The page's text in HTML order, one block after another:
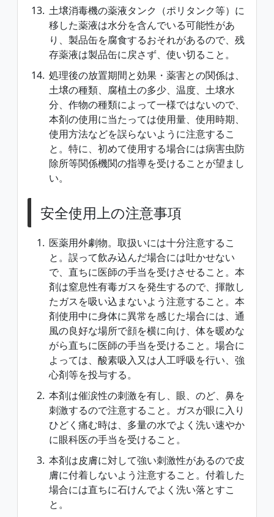
土壌消毒機の薬液タンク（ポリタンク等）に
移した薬液は水分を含んでいる可能性があ
り、製品缶を腐食するおそれがあるので、残
存薬液は製品缶に戻さず、使い切ること。
処理後の放置期間と効果・薬害との関係は、
土壌の種類、腐植土の多少、温度、土壌水
分、作物の種類によって一様ではないので、
本剤の使用に当たっては使用量、使用時期、
使用方法などを誤らないように注意するこ
と。特に、初めて使用する場合には病害虫防
除所等関係機関の指導を受けることが望まし
い。
安全使用上の注意事項
医薬用外劇物。取扱いには十分注意するこ
と。誤って飲み込んだ場合には吐かせない
で、直ちに医師の手当を受けさせること。本
剤は窒息性有毒ガスを発生するので、揮散し
たガスを吸い込まないよう注意すること。本
剤使用中に身体に異常を感じた場合には、通
風の良好な場所で顔を横に向け、体を暖めな
がら直ちに医師の手当を受けること。場合に
よっては、酸素吸入又は人工呼吸を行い、強
心剤等を投与する。
本剤は催涙性の刺激を有し、眼、のど、鼻を
刺激するので注意すること。ガスが眼に入り
ひどく痛む時は、多量の水でよく洗い速やか
に眼科医の手当を受けること。
本剤は皮膚に対して強い刺激性があるので皮
膚に付着しないよう注意すること。付着した
場合には直ちに石けんでよく洗い落とすこ
と。